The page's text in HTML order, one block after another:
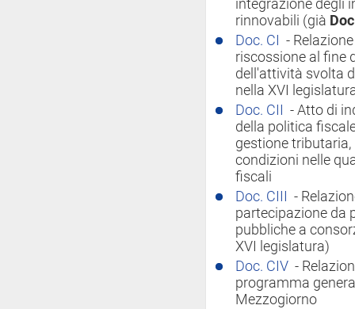
integrazione degli
rinnovabili (già
Doc. CI
-
riscossione al fine
dell'attività svolta
nella XVI
Doc. CII
- Atto di
della politica
gestione tributaria,
condizioni nelle
fiscali
Doc. CIII
-
partecipazione da
pubbliche a
XVI legislatura)
Doc. CIV -
programma
Mezzogiorno